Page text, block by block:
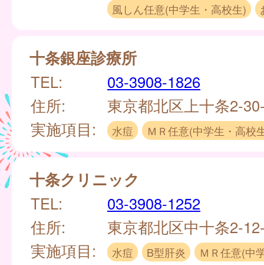
風しん任意(中学生・高校生)
十条銀座診療所
TEL:
03-3908-1826
住所:
東京都北区上十条2-
実施項目:
水痘 ＭＲ任意(中学生・高校
十条クリニック
TEL:
03-3908-1252
住所:
東京都北区中十条2-
実施項目:
水痘 B型肝炎
ＭＲ任意(中